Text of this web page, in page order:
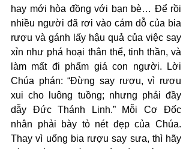
hay mới hòa đồng với bạn bè… Để rồi
nhiều người đã rơi vào cám dỗ của bia
rượu và gánh lấy hậu quả của việc say
xỉn như phá hoại thân thể, tinh thần, và
làm mất đi phẩm giá con người. Lời
Chúa phán: “Đừng say rượu, vì rượu
xui cho luông tuồng; nhưng phải đầy
dẫy Đức Thánh Linh.” Mỗi Cơ Đốc
nhân phải bày tỏ nét đẹp của Chúa.
Thay vì uống bia rượu say sưa, thì hãy